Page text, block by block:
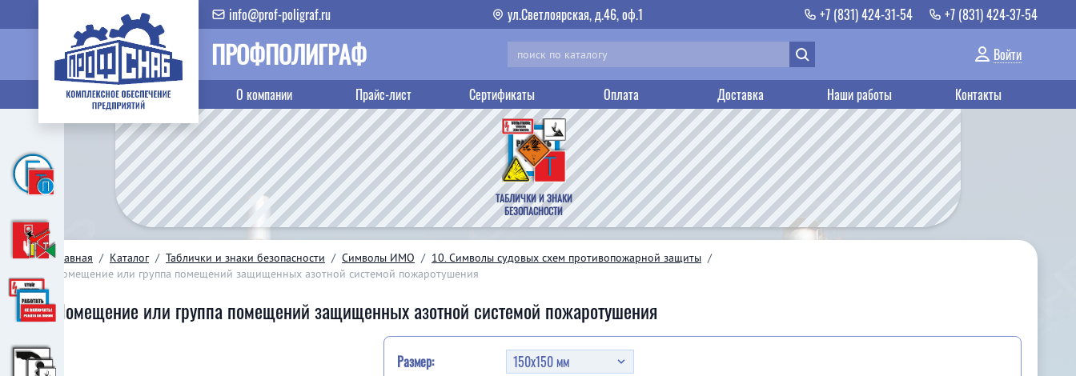
info@prof-poligraf.ru ул.Светлоярская, д.46, оф.1 +7 (831) 424-31-54 +7 (831) 424-37-54
ПРОФПОЛИГРАФ Войти
О компании Прайс-лист Сертификаты Оплата Доставка Наши работы Контакты
ТАБЛИЧКИ И ЗНАКИ
БЕЗОПАСНОСТИ
Главная / Каталог / Таблички и знаки безопасности / Символы ИМО / 10. Символы судовых схем противопожарной защиты /
Помещение или группа помещений защищенных азотной системой пожаротушения
Помещение или группа помещений защищенных азотной системой пожаротушения
Размер: